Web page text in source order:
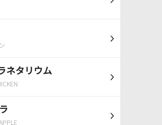
ネタリウム